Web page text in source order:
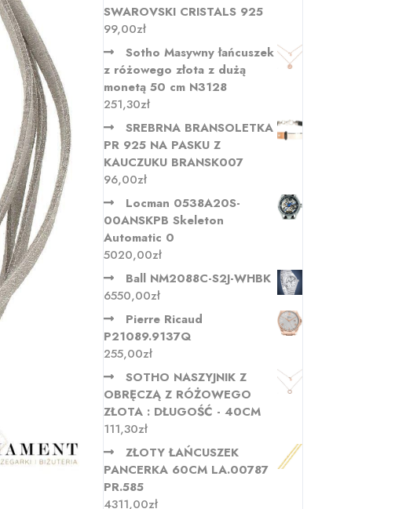
SWAROVSKI CRISTALS 925
99,00zł
Sotho Masywny łańcuszek
z różowego złota z dużą
monetą 50 cm N3128
251,30zł
SREBRNA BRANSOLETKA
PR 925 NA PASKU Z
KAUCZUKU BRANSK007
96,00zł
Locman 0538A20S-
00ANSKPB Skeleton
Automatic 0
5020,00zł
Ball NM2088C-S2J-WHBK
6550,00zł
Pierre Ricaud
P21089.9137Q
255,00zł
SOTHO NASZYJNIK Z
OBRĘCZĄ Z RÓŻOWEGO
ZŁOTA : DŁUGOŚĆ - 40CM
111,30zł
ZŁOTY ŁAŃCUSZEK
PANCERKA 60CM LA.00787
PR.585
4311,00zł